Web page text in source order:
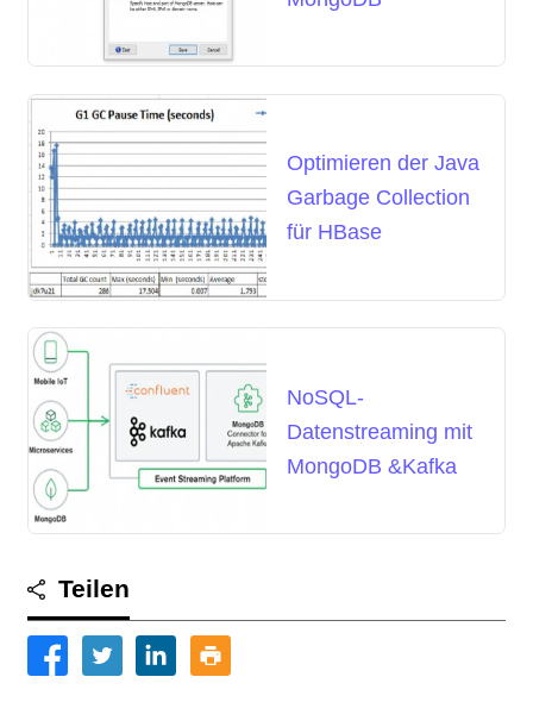
Optimieren der Java
Garbage Collection
für HBase
NoSQL-
Datenstreaming mit
MongoDB &Kafka
Teilen